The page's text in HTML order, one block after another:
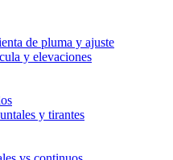
de pluma y ajuste
y elevaciones
y tirantes